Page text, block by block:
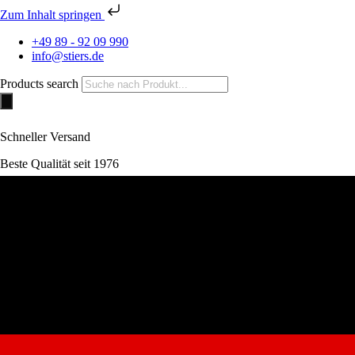
Zum Inhalt springen
+49 89 - 92 09 990
info@stiers.de
Products search
Schneller Versand
Beste Qualität seit 1976